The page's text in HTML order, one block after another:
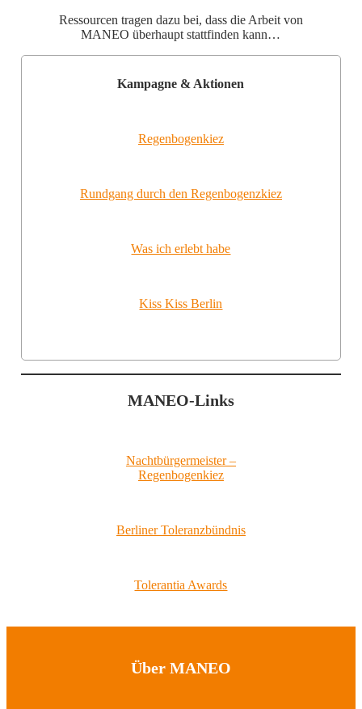
Ressourcen tragen dazu bei, dass die Arbeit von
MANEO überhaupt stattfinden kann…
Kampagne & Aktionen
Regenbogenkiez
Rundgang durch den Regenbogenzkiez
Was ich erlebt habe
Kiss Kiss Berlin
MANEO-Links
Nachtbürgermeister –
Regenbogenkiez
Berliner Toleranzbündnis
Tolerantia Awards
Über MANEO